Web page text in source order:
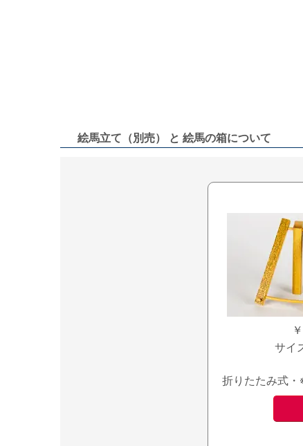
絵馬立て（別売） と 絵馬の箱について
サイ
折りたたみ式・